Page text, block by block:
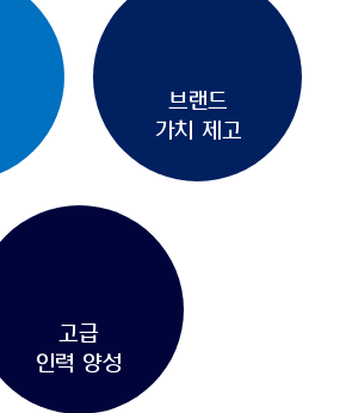
브랜드
가치 제고
고급
인력 양성